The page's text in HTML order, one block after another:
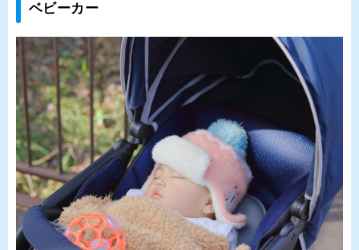
ベビーカー